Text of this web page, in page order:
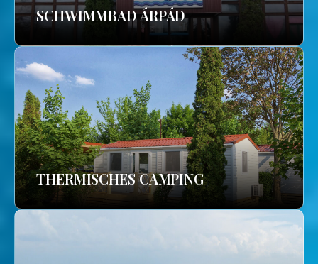
SCHWIMMBAD ÁRPÁD
THERMISCHES CAMPING